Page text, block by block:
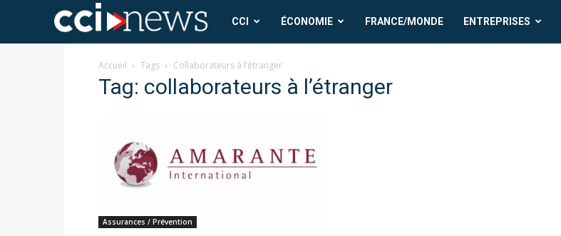
CCI
News
CCI ÉCONOMIE FRANCE/MONDE ENTREPRISES
Accueil Tags Collaborateurs à l’étranger
Tag: collaborateurs à l’étranger
Assurances / Prévention